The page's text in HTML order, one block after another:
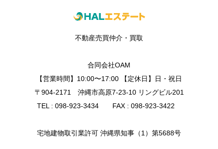
不動産売買仲介・買取
合同会社OAM
【営業時間】10:00〜17:00 【定休日】日・祝日
〒904-2171 沖縄市高原7-23-10 リングビル201
TEL : 098-923-3434 FAX : 098-923-3422
宅地建物取引業許可 沖縄県知事（1）第5688号